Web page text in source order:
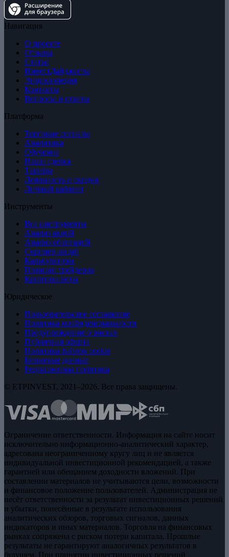
Навигация
О проекте
Отзывы
Статьи
ИнвестДайджесты
Энциклопедия
Контакты
Вопросы и ответы
Платформа
Торговые сигналы
Аналитика
Обучение
Наши сделки
Тарифы
Лояльность и скидки
Личный кабинет
Инструменты
Все инструменты
Анализ акций
Анализ облигаций
Скринер акций
Калькуляторы
Позиции трейдеров
Криптовалюты
Юридическое
Пользовательское соглашение
Политика конфиденциальности
Предупреждение о рисках
Публичная оферта
Политика файлов cookie
Биржевые данные
Редакционная политика
© ETPINVEST, 2021–2026. Все права защищены.
Ограничение ответственности. Информация на сайте носит
исключительно информационно-аналитический характер,
адресована неограниченному кругу лиц и не является
индивидуальной инвестиционной рекомендацией, а также
гарантией или обещанием доходности вложений. При
составлении материалов не учитываются цели, возможности
и финансовое положение пользователей. Администрация не
несёт ответственности за результат инвестиционных решений
и убытки, понесённые в результате использования
аналитических обзоров, торговых сигналов, данных
индикаторов и иных материалов. Торговля на финансовых
рынках сопряжена с риском потери капитала. Прошлые
результаты не гарантируют аналогичных результатов в
будущем. При принятии инвестиционных решений